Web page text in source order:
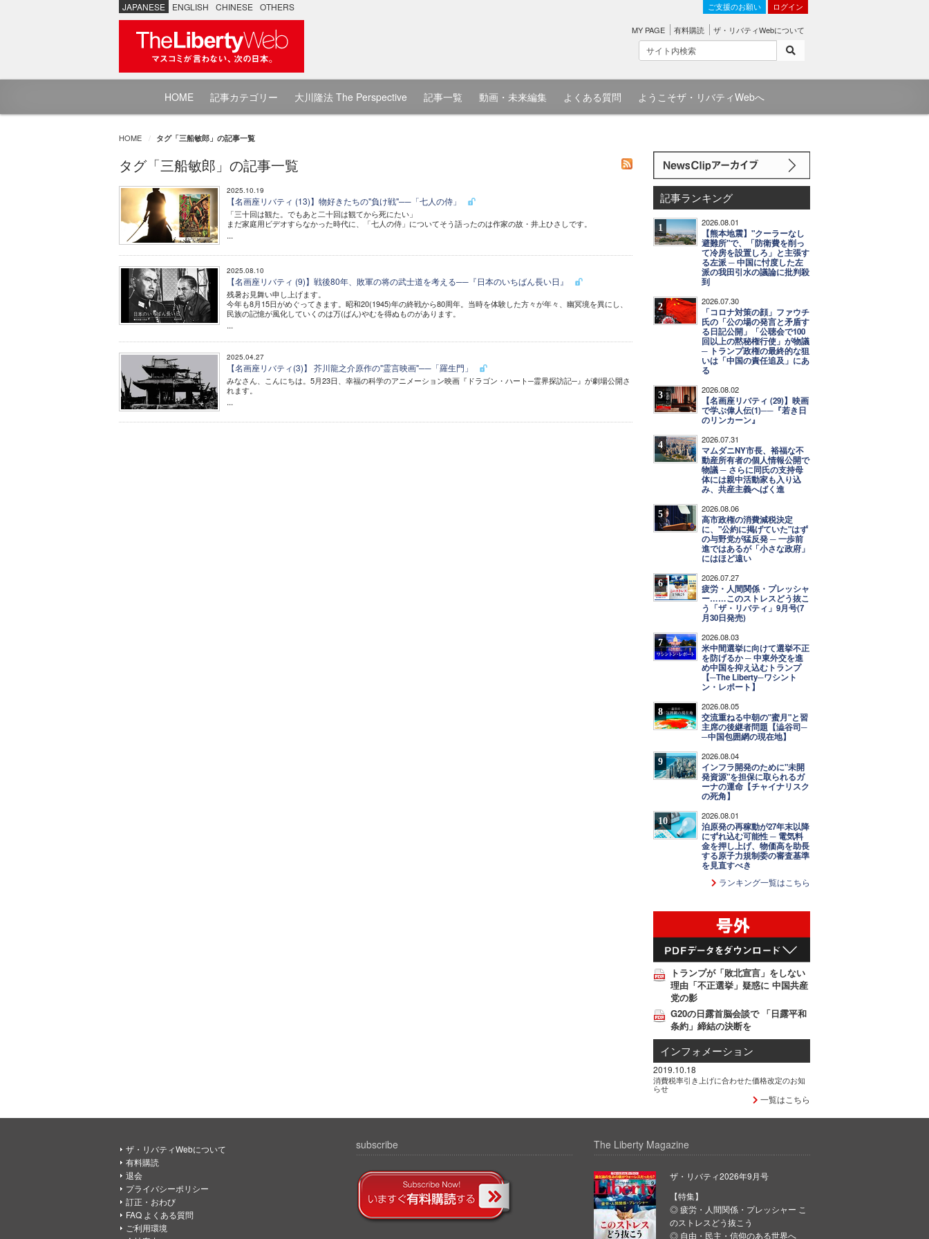
JAPANESE ENGLISH CHINESE OTHERS ご支援のお願い ログイン
MY PAGE 有料購読 ザ・リバティWebについて
HOME 記事カテゴリー 大川隆法 The Perspective 記事一覧 動画・未来編集 よくある質問 ようこそザ・リバティWebへ
HOME タグ「三船敏郎」の記事一覧
タグ「三船敏郎」の記事一覧
2025.10.19
【名画座リバティ (13)】物好きたちの"負け戦"──「七人の侍」
「三十回は観た。でもあと二十回は観てから死にたい」
まだ家庭用ビデオすらなかった時代に、「七人の侍」についてそう語ったのは作家の故・井上ひさしです。
...
2025.08.10
【名画座リバティ (9)】戦後80年、敗軍の将の武士道を考える──『日本のいちばん長い日』
残暑お見舞い申し上げます。
今年も8月15日がめぐってきます。昭和20(1945)年の終戦から80周年。当時を体験した方々が年々、幽冥境を異にし、
民族の記憶が風化していくのは万(ばん)やむを得ぬものがあります。
...
2025.04.27
【名画座リバティ(3)】 芥川龍之介原作の"霊言映画"──「羅生門」
みなさん、こんにちは。5月23日、幸福の科学のアニメーション映画『ドラゴン・ハート─霊界探訪記─』が劇場公開さ
れます。
...
記事ランキング
1 2026.08.01
【熊本地震】"クーラーなし
避難所"で、「防衛費を削っ
て冷房を設置しろ」と主張す
る左派 ─ 中国に忖度した左
派の我田引水の議論に批判殺
到
2 2026.07.30
「コロナ対策の顔」ファウチ
氏の「公の場の発言と矛盾す
る日記公開」「公聴会で100
回以上の黙秘権行使」が物議
─ トランプ政権の最終的な狙
いは「中国の責任追及」にあ
る
3 2026.08.02
【名画座リバティ (29)】映画
で学ぶ偉人伝(1)──『若き日
のリンカーン』
4 2026.07.31
マムダニNY市長、裕福な不
動産所有者の個人情報公開で
物議 ─ さらに同氏の支持母
体には親中活動家も入り込
み、共産主義へばく進
5 2026.08.06
高市政権の消費減税決定
に、"公約に掲げていた"はず
の与野党が猛反発 ─ 一歩前
進ではあるが「小さな政府」
にはほど遠い
6 2026.07.27
疲労・人間関係・プレッシャ
ー……このストレスどう抜こ
う「ザ・リバティ」9月号(7
月30日発売)
7 2026.08.03
米中間選挙に向けて選挙不正
を防げるか ─ 中東外交を進
め中国を抑え込むトランプ
【─The Liberty─ワシント
ン・レポート】
8 2026.08.05
交流重ねる中朝の"蜜月"と習
主席の後継者問題【澁谷司─
─中国包囲網の現在地】
9 2026.08.04
インフラ開発のために"未開
発資源"を担保に取られるガ
ーナの運命【チャイナリスク
の死角】
10 2026.08.01
泊原発の再稼動が27年末以降
にずれ込む可能性 ─ 電気料
金を押し上げ、物価高を助長
する原子力規制委の審査基準
を見直すべき
ランキング一覧はこちら
トランプが「敗北宣言」をしない
理由「不正選挙」疑惑に 中国共産
党の影
G20の日露首脳会談で 「日露平和
条約」締結の決断を
インフォメーション
2019.10.18
消費税率引き上げに合わせた価格改定のお知
らせ
一覧はこちら
ザ・リバティWebについて
有料購読
退会
プライバシーポリシー
訂正・おわび
FAQ よくある質問
ご利用環境
subscribe The Liberty Magazine
ザ・リバティ2026年9月号
【特集】
◎ 疲労・人間関係・プレッシャー こ
のストレスどう抜こう
◎ 自由・民主・信仰のある世界へ